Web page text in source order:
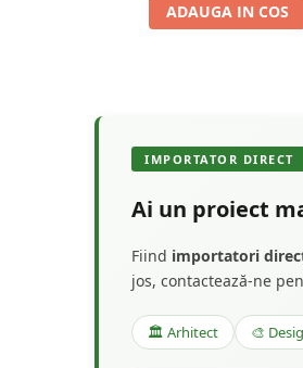
ADAUGA IN COS
IMPORTATOR DIRECT
Ai un proiect
Fiind importatori
jos, contactează-ne
🏛️ Arhitect 🎨